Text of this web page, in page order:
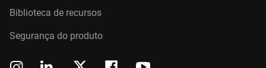
Biblioteca de recursos
Segurança do produto